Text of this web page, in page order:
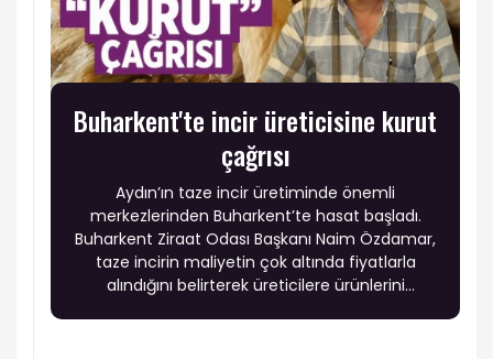
Buharkent'te incir üreticisine kurut
çağrısı
Aydın’ın taze incir üretiminde önemli
merkezlerinden Buharkent’te hasat başladı.
Buharkent Ziraat Odası Başkanı Naim Özdamar,
taze incirin maliyetin çok altında fiyatlarla
alındığını belirterek üreticilere ürünlerini